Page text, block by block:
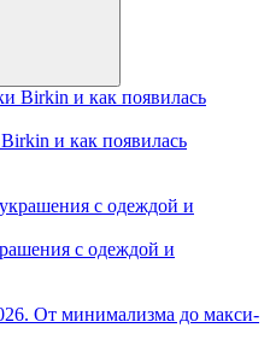
и как появилась
с одеждой и